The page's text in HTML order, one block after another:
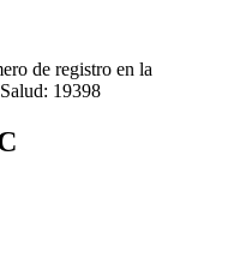
de registro en la
19398